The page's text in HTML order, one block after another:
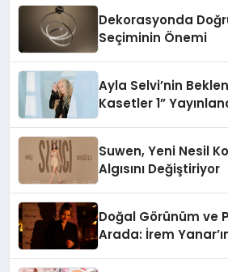
Dekorasyonda
Seçiminin Önemi
Ayla Selvi’nin
Kasetler 1”
Suwen, Yeni Nesil
Algısını Değiştiriyor
Doğal Görünüm ve
Arada: İrem